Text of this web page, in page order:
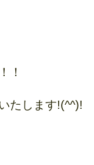
！
たします!(^^)!